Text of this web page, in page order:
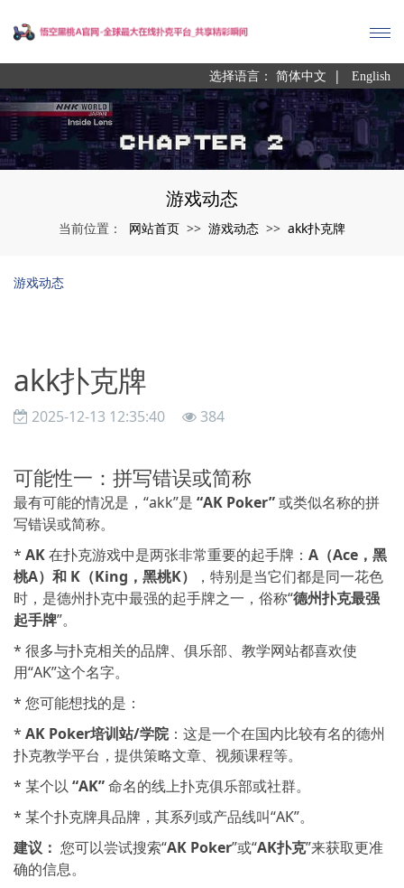
选择语言： 简体中文 | English
游戏动态
当前位置： 网站首页 >> 游戏动态 >> akk扑克牌
游戏动态
akk扑克牌
2025-12-13 12:35:40 384
可能性一：拼写错误或简称
最有可能的情况是，“akk”是 “AK Poker”或类似名称的拼
写错误或简称。
* AK在扑克游戏中是两张非常重要的起手牌： A（Ace，黑
桃A）和 K（King，黑桃K）
，特别是当它们都是同一花色
时，是德州扑克中最强的起手牌之一，俗称“德州扑克最强
起手牌”。
* 很多与扑克相关的品牌、俱乐部、教学网站都喜欢使
用“AK”这个名字。
* 您可能想找的是：
* AK Poker培训站/学院：这是一个在国内比较有名的德州
扑克教学平台，提供策略文章、视频课程等。
* 某个以 “AK”命名的线上扑克俱乐部或社群。
* 某个扑克牌具品牌，其系列或产品线叫“AK”。
建议： 您可以尝试搜索“AK Poker”或“AK扑克”来获取更准
确的信息。